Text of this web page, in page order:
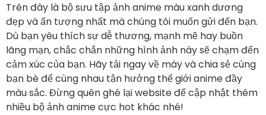
Trên đây là bộ sưu tập ảnh anime màu xanh dương
đẹp và ấn tượng nhất mà chúng tôi muốn gửi đến bạn.
Dù bạn yêu thích sự dễ thương, mạnh mẽ hay buồn
lãng mạn, chắc chắn những hình ảnh này sẽ chạm đến
cảm xúc của bạn. Hãy tải ngay về máy và chia sẻ cùng
bạn bè để cùng nhau tận hưởng thế giới anime đầy
màu sắc. Đừng quên ghé lại website để cập nhật thêm
nhiều bộ ảnh anime cực hot khác nhé!